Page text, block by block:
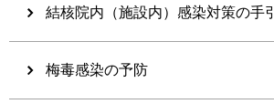
結核院内（施設内）感染対策の手
梅毒感染の予防